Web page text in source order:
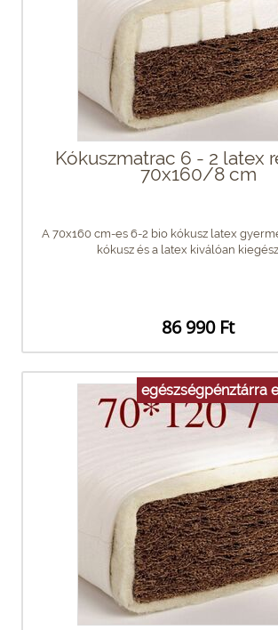
Kókuszmatrac 6 - 2 latex
70x160/8 cm
A 70x160 cm-es 6-2 bio kókusz latex
kókusz és a latex kiválóan
86 990 Ft
egészségpénztárra